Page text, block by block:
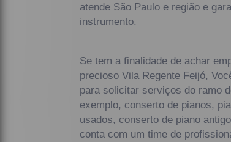
atende São Paulo e região e
instrumento.
Se tem a finalidade de achar
precioso Vila Regente Feijó,
para solicitar serviços do ramo
exemplo, conserto de pianos,
usados, conserto de piano
conta com um time de